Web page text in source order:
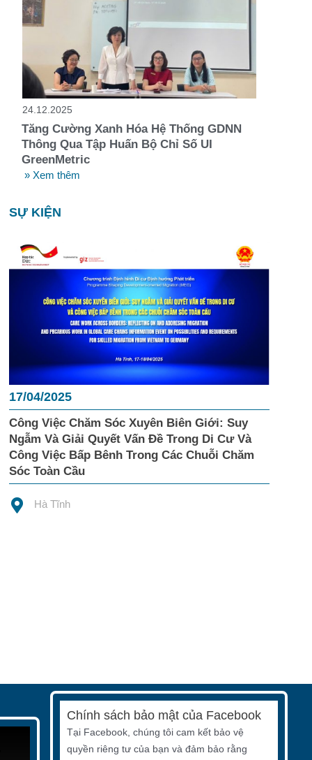
24.12.2025
Tăng Cường Xanh Hóa Hệ Thống GDNN
Thông Qua Tập Huấn Bộ Chỉ Số UI
GreenMetric
» Xem thêm
SỰ KIỆN
17/04/2025
Công Việc Chăm Sóc Xuyên Biên Giới: Suy
Ngẫm Và Giải Quyết Vấn Đề Trong Di Cư Và
Công Việc Bấp Bênh Trong Các Chuỗi Chăm
Sóc Toàn Cầu
Hà Tĩnh
Chính sách bảo mật của Facebook
Tại Facebook, chúng tôi cam kết bảo vệ
quyền riêng tư của bạn và đảm bảo rằng